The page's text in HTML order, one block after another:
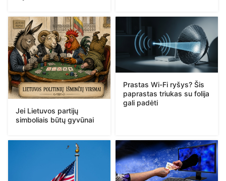
Jei Lietuvos partijų
simboliais būtų gyvūnai
Prastas Wi-Fi ryšys? Šis
paprastas triukas su folija
gali padėti